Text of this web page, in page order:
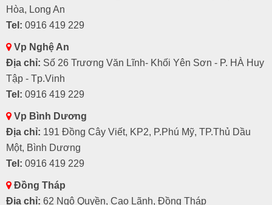
Hòa, Long An
Tel: 0916 419 229
Vp Nghệ An
Địa chỉ: Số 26 Trương Văn Lĩnh- Khối Yên Sơn - P. HÀ Huy
Tập - Tp.Vinh
Tel: 0916 419 229
Vp Bình Dương
Địa chỉ: 191 Đồng Cây Viết, KP2, P.Phú Mỹ, TP.Thủ Dầu
Một, Bình Dương
Tel: 0916 419 229
Đồng Tháp
Địa chỉ: 62 Ngô Quyền, Cao Lãnh, Đồng Tháp